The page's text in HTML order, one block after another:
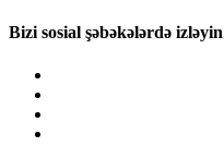
Bizi sosial şəbəkələrdə izləyin